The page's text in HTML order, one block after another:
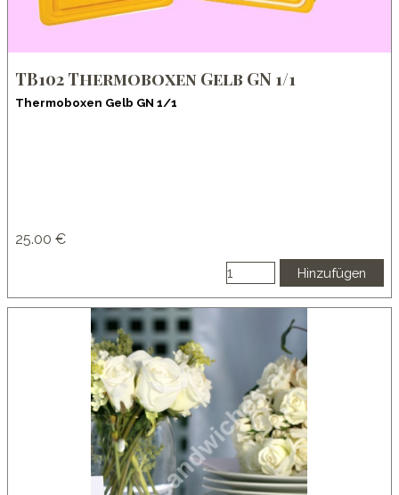
TB102 Thermoboxen Gelb GN 1/1
Thermoboxen Gelb GN 1/1
25.00 €
Hinzufügen